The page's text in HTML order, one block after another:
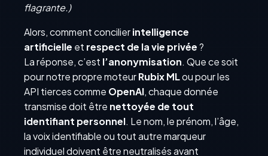
flagrante.)
Alors, comment concilierintelligence
artificielle et respect de la vie privée?
La réponse, c’est l’anonymisation. Que ce soit
pour notre propre moteurRubix MLou pour les
API tierces comme OpenAI, chaque donnée
transmise doit être nettoyée de tout
identifiant personnel. Le nom, le prénom, l’âge,
la voix identifiable ou tout autre marqueur
individuel doivent être neutralisés avant